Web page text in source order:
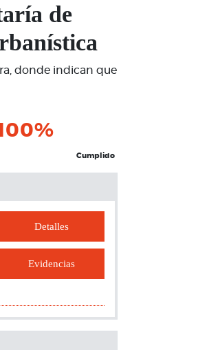
de
donde indican que
Cumplido
Detalles
Evidencias